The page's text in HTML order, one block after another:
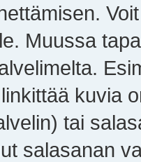
Muussa
kuvia
tai
salasanan